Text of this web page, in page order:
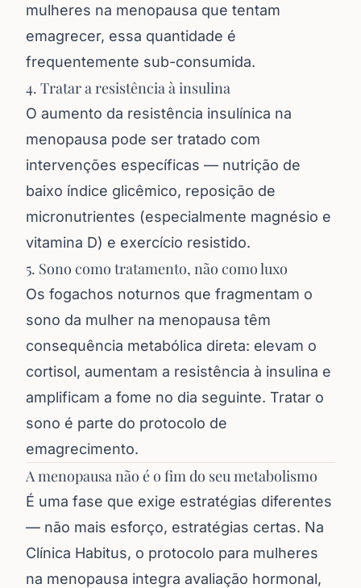
mulheres na menopausa que tentam
emagrecer, essa quantidade é
frequentemente sub-consumida.
4. Tratar a resistência à insulina
O aumento da resistência insulínica na
menopausa pode ser tratado com
intervenções específicas — nutrição de
baixo índice glicêmico, reposição de
micronutrientes (especialmente magnésio e
vitamina D) e exercício resistido.
5. Sono como tratamento, não como luxo
Os fogachos noturnos que fragmentam o
sono da mulher na menopausa têm
consequência metabólica direta: elevam o
cortisol, aumentam a resistência à insulina e
amplificam a fome no dia seguinte. Tratar o
sono é parte do protocolo de
emagrecimento.
A menopausa não é o fim do seu metabolismo
É uma fase que exige estratégias diferentes
— não mais esforço, estratégias certas. Na
Clínica Habitus, o protocolo para mulheres
na menopausa integra avaliação hormonal,